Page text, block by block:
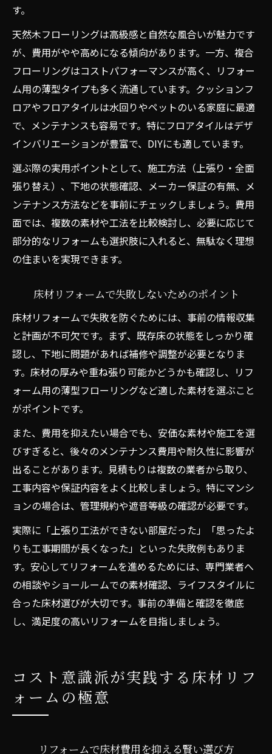
す。
天然木フローリングは高級感と自然な風合いが魅力です
が、費用がやや高めになる傾向があります。一方、複合
フローリングはコストパフォーマンスが高く、リフォー
ム用の薄型タイプも多く流通しています。クッションフ
ロアやフロアタイルは水回りやペットのいる家庭に最適
で、メンテナンスも容易です。特にフロアタイルはデザ
インバリエーションが豊富で、DIYにも適しています。
選ぶ際の実用ポイントとして、施工方法（上張り・全面
張り替え）、下地の状態確認、メーカー保証の有無、メ
ンテナンス方法などを事前にチェックしましょう。費用
面では、複数の素材や工法を比較検討し、必要に応じて
部分的なリフォームも選択肢に入れると、無駄なく理想
の住まいを実現できます。
床材リフォームで失敗しないためのポイント
床材リフォームで失敗を防ぐためには、事前の情報収集
と計画が不可欠です。まず、既存床の状態をしっかり確
認し、下地に問題があれば補修や調整が必要となりま
す。床材の厚みや重ね張り可能かどうかも確認し、リフ
ォーム用の薄型フローリングなど適した素材を選ぶこと
がポイントです。
また、費用を抑えたい場合でも、安価な素材や施工を選
びすぎると、後々のメンテナンス費用や耐久性に影響が
出ることがあります。見積もりは複数の業者から取り、
工事内容や保証内容をよく比較しましょう。特にマンシ
ョンの場合は、管理規約や遮音等級の確認が必要です。
実際に「上張り工法ができない部屋だった」「思ったよ
りも工事期間が長くなった」といった失敗例もありま
す。安心してリフォームを進めるためには、専門業者へ
の相談やショールームでの素材確認、ライフスタイルに
合った床材選びが大切です。事前の準備と確認を徹底
し、満足度の高いリフォームを目指しましょう。
コスト意識派が実践する床材リフ
ォームの極意
リフォームで床材費用を抑える賢い選び方